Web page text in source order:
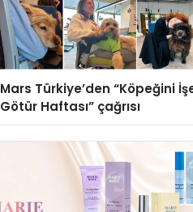
Mars Türkiye’den “Köpeğini
Götür Haftası” çağrısı